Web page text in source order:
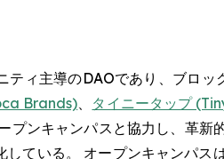
ティ主導のDAOであり、ブロ
Brands)、 タイニータップ
プンキャンパスと協力し、革
している。 オープンキャンパ